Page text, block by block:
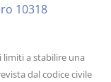
10318
limiti a stabilire una
dal codice civile